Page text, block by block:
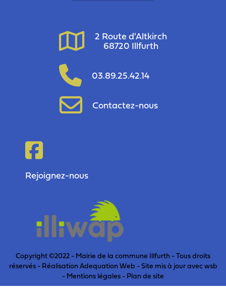
2 Route d'Altkirch
68720 Illfurth
03.89.25.42.14
Contactez-nous
Rejoignez-nous
Copyright ©2022 - Mairie de la commune Illfurth - Tous droits
réservés - Réalisation Adequation Web - Site mis à jour avecwsb
-Mentions légales-Plan de site